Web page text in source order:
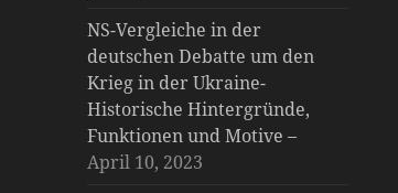
NS-Vergleiche in der
deutschen Debatte um den
Krieg in der Ukraine-
Historische Hintergründe,
Funktionen und Motive –
April 10, 2023